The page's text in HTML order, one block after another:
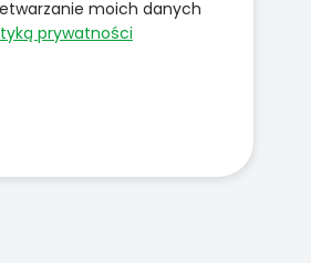
moich danych
prywatności